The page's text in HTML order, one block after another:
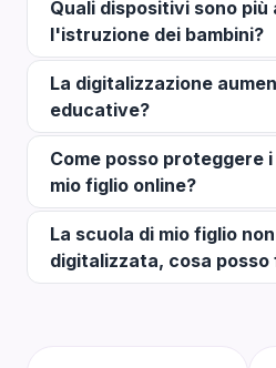
Quali dispositivi sono più
l'istruzione dei bambini?
La digitalizzazione
educative?
Come posso proteggere
mio figlio online?
La scuola di mio figlio
digitalizzata, cosa posso